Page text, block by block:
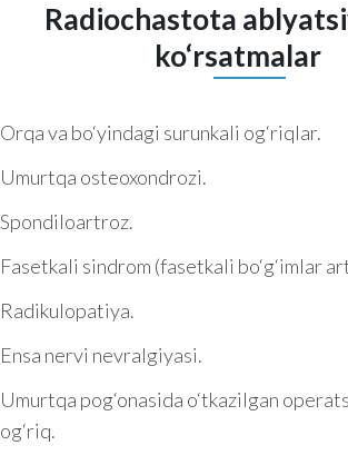
Radiochastota
ko‘rsatmalar
Orqa va bo‘yindagi surunkali og‘riqlar.
Umurtqa osteoxondrozi.
Spondiloartroz.
Fasetkali sindrom (fasetkali bo‘g‘imlar
Radikulopatiya.
Ensa nervi nevralgiyasi.
Umurtqa pog‘onasida o‘tkazilgan
og‘riq.